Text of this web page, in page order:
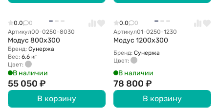
0.0
0
Артикул00-0250-8030
Модус 800х300
Бренд: Сунержа
Вес: 6.6 кг
Цвет:
В наличии
55 050 ₽
В корзину
0.0
0
Артикул01-0250-1230
Модус 1200х300
Бренд: Сунержа
Цвет:
В наличии
78 800 ₽
В корзину